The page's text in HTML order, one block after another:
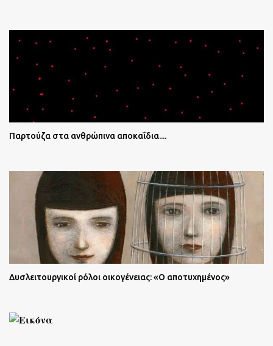
Παρτούζα στα ανθρώπινα αποκαΐδια....
Δυσλειτουργικοί ρόλοι οικογένειας: «Ο αποτυχημένος»